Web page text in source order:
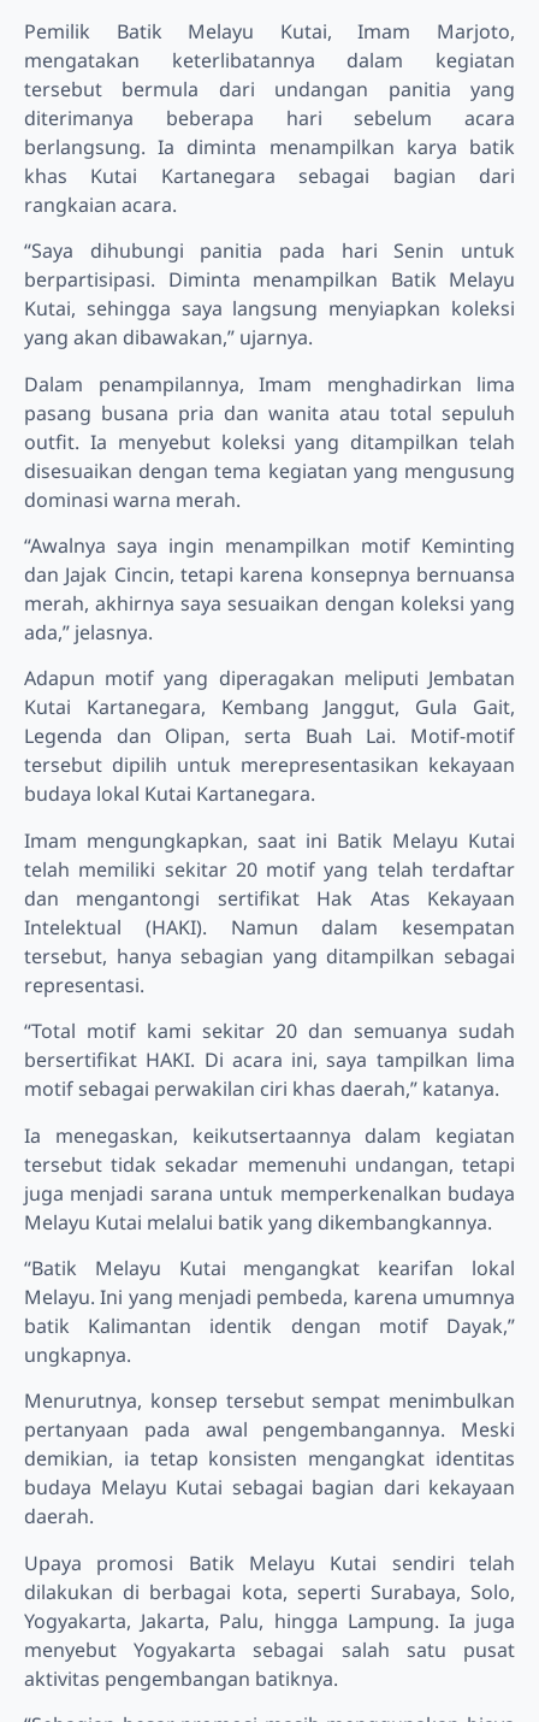
Pemilik Batik Melayu Kutai, Imam Marjoto,
mengatakan keterlibatannya dalam kegiatan
tersebut bermula dari undangan panitia yang
diterimanya beberapa hari sebelum acara
berlangsung. Ia diminta menampilkan karya batik
khas Kutai Kartanegara sebagai bagian dari
rangkaian acara.
“Saya dihubungi panitia pada hari Senin untuk
berpartisipasi. Diminta menampilkan Batik Melayu
Kutai, sehingga saya langsung menyiapkan koleksi
yang akan dibawakan,” ujarnya.
Dalam penampilannya, Imam menghadirkan lima
pasang busana pria dan wanita atau total sepuluh
outfit. Ia menyebut koleksi yang ditampilkan telah
disesuaikan dengan tema kegiatan yang mengusung
dominasi warna merah.
“Awalnya saya ingin menampilkan motif Keminting
dan Jajak Cincin, tetapi karena konsepnya bernuansa
merah, akhirnya saya sesuaikan dengan koleksi yang
ada,” jelasnya.
Adapun motif yang diperagakan meliputi Jembatan
Kutai Kartanegara, Kembang Janggut, Gula Gait,
Legenda dan Olipan, serta Buah Lai. Motif-motif
tersebut dipilih untuk merepresentasikan kekayaan
budaya lokal Kutai Kartanegara.
Imam mengungkapkan, saat ini Batik Melayu Kutai
telah memiliki sekitar 20 motif yang telah terdaftar
dan mengantongi sertifikat Hak Atas Kekayaan
Intelektual (HAKI). Namun dalam kesempatan
tersebut, hanya sebagian yang ditampilkan sebagai
representasi.
“Total motif kami sekitar 20 dan semuanya sudah
bersertifikat HAKI. Di acara ini, saya tampilkan lima
motif sebagai perwakilan ciri khas daerah,” katanya.
Ia menegaskan, keikutsertaannya dalam kegiatan
tersebut tidak sekadar memenuhi undangan, tetapi
juga menjadi sarana untuk memperkenalkan budaya
Melayu Kutai melalui batik yang dikembangkannya.
“Batik Melayu Kutai mengangkat kearifan lokal
Melayu. Ini yang menjadi pembeda, karena umumnya
batik Kalimantan identik dengan motif Dayak,”
ungkapnya.
Menurutnya, konsep tersebut sempat menimbulkan
pertanyaan pada awal pengembangannya. Meski
demikian, ia tetap konsisten mengangkat identitas
budaya Melayu Kutai sebagai bagian dari kekayaan
daerah.
Upaya promosi Batik Melayu Kutai sendiri telah
dilakukan di berbagai kota, seperti Surabaya, Solo,
Yogyakarta, Jakarta, Palu, hingga Lampung. Ia juga
menyebut Yogyakarta sebagai salah satu pusat
aktivitas pengembangan batiknya.